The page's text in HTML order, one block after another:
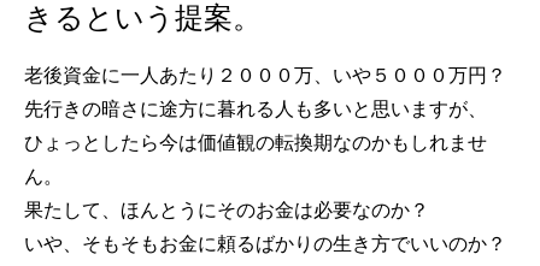
きるという提案。
老後資金に一人あたり２０００万、いや５０００万円？
先行きの暗さに途方に暮れる人も多いと思いますが、
ひょっとしたら今は価値観の転換期なのかもしれませ
ん。
果たして、ほんとうにそのお金は必要なのか？
いや、そもそもお金に頼るばかりの生き方でいいのか？